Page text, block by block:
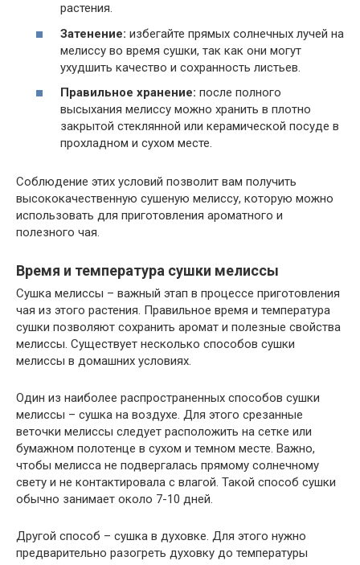
растения.
Затенение: избегайте прямых солнечных лучей на
мелиссу во время сушки, так как они могут
ухудшить качество и сохранность листьев.
Правильное хранение: после полного
высыхания мелиссу можно хранить в плотно
закрытой стеклянной или керамической посуде в
прохладном и сухом месте.
Соблюдение этих условий позволит вам получить
высококачественную сушеную мелиссу, которую можно
использовать для приготовления ароматного и
полезного чая.
Время и температура сушки мелиссы
Сушка мелиссы – важный этап в процессе приготовления
чая из этого растения. Правильное время и температура
сушки позволяют сохранить аромат и полезные свойства
мелиссы. Существует несколько способов сушки
мелиссы в домашних условиях.
Один из наиболее распространенных способов сушки
мелиссы – сушка на воздухе. Для этого срезанные
веточки мелиссы следует расположить на сетке или
бумажном полотенце в сухом и темном месте. Важно,
чтобы мелисса не подвергалась прямому солнечному
свету и не контактировала с влагой. Такой способ сушки
обычно занимает около 7-10 дней.
Другой способ – сушка в духовке. Для этого нужно
предварительно разогреть духовку до температуры